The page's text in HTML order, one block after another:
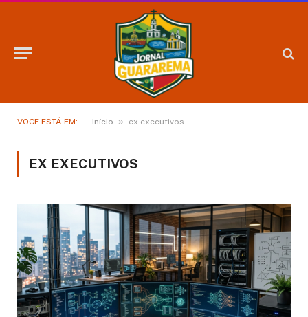
VOCÊ ESTÁ EM: Início » ex executivos
EX EXECUTIVOS